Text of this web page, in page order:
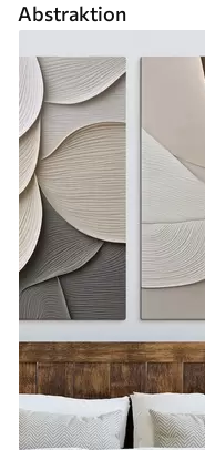
Abstraktion